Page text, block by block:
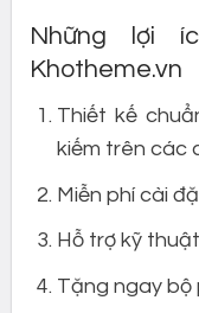
Những lợi
Khotheme.vn
Thiết kế
kiếm trên các
Miễn phí cài
Hỗ trợ kỹ
Tặng ngay bộ